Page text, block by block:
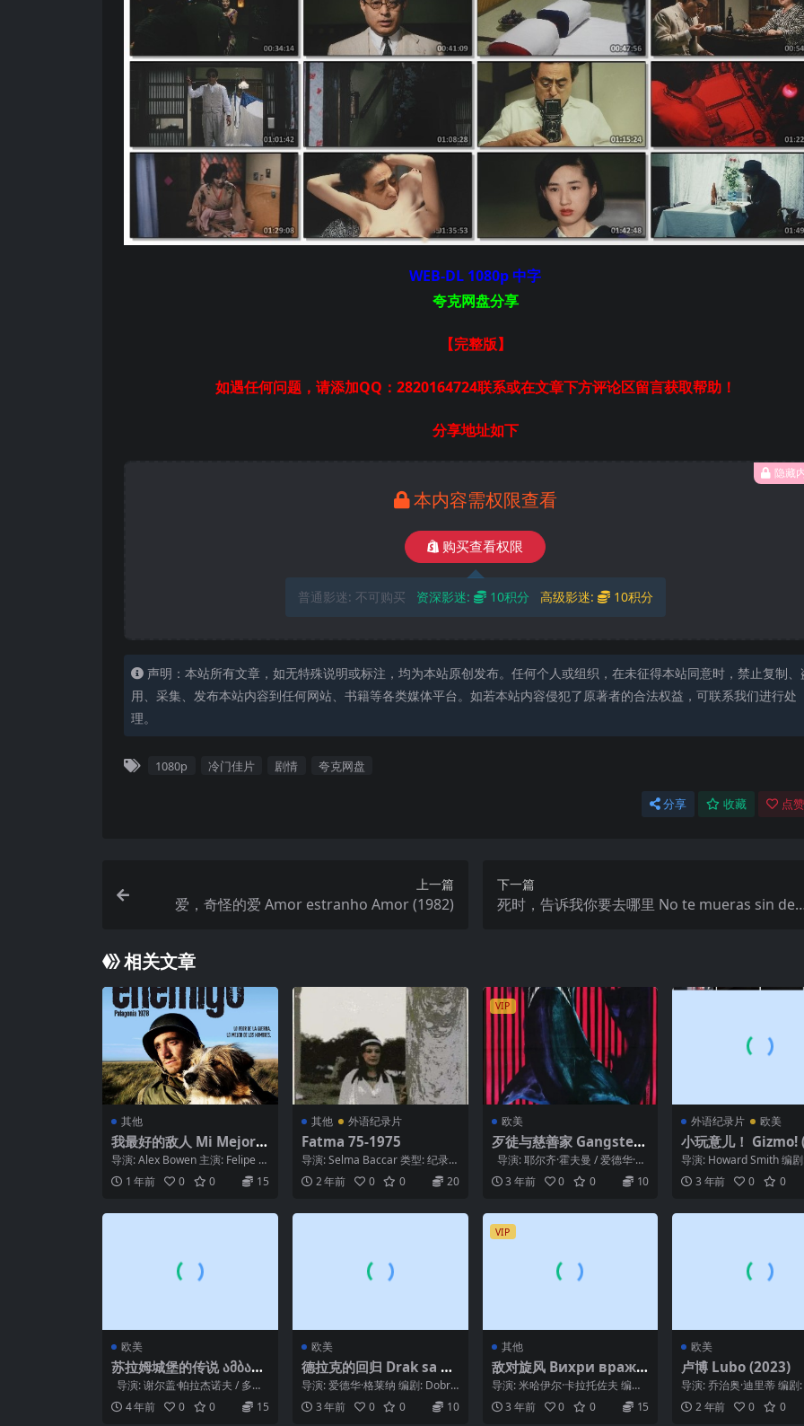
WEB-DL 1080p 中字
夸克网盘分享
【完整版】
如遇任何问题，请添加QQ：2820164724联系或在文章下方评论区留言获取帮助！
分享地址如下
隐藏
本内容需权限查看
购买查看权限
普通影迷: 不可购买 资深影迷: 10积分 高级影迷: 10积分
声明：本站所有文章，如无特殊说明或标注，均为本站原创发布。任何个人或组织，在未征得本站同意时，禁止复制、
用、采集、发布本站内容到任何网站、书籍等各类媒体平台。如若本站内容侵犯了原著者的合法权益，可联系我们进行处
理。
1080p 冷门佳片 剧情 夸克网盘
分享 收藏 点
上一篇
爱，奇怪的爱 Amor estranho Amor (1982)
下一篇
死时，告诉我你要去哪里 No te mueras sin
相关文章
其他
我最好的敌人 Mi Mejor E
nemigo (2006)
导演: Alex Bowen 主演: Felipe B
raun / Miguel...
1 年前 0 0 15
其他 外语纪录片
Fatma 75-1975
导演: Selma Baccar 类型: 纪录
片 制片国家/地区: 突尼斯 又名...
2 年前 0 0 20
VIP
欧美
歹徒与慈善家 Gangsterz
y i filantropi (1963)
导演: 耶尔齐·霍夫曼 / 爱德华·斯
科泽夫斯基 编剧: 博赫丹·...
3 年前 0 0 10
外语纪录片 欧美
小玩意儿！ Gizmo!
7)
导演: Howard Smith 编
een Cox / Nich...
3 年前 0 0
欧美
苏拉姆城堡的传说 ამბავი
სურამის ციხისა (1985)
导演: 谢尔盖·帕拉杰诺夫 / 多多·
阿巴希泽 编剧: Danie...
4 年前 0 0 15
欧美
德拉克的回归 Drak sa vr
acia (1968)
导演: 爱德华·格莱纳 编剧: Dobro
slav Chrobak / 爱德华·...
3 年前 0 0 10
VIP
其他
敌对旋风 Вихри вражд
ебные (1953)
导演: 米哈伊尔·卡拉托佐夫 编
剧: Nikolai Pogodin 主演: M...
3 年前 0 0 15
欧美
卢博 Lubo (2023)
导演: 乔治奥·迪里蒂 编
Cavatore / 乔治奥·迪里
2 年前 0 0